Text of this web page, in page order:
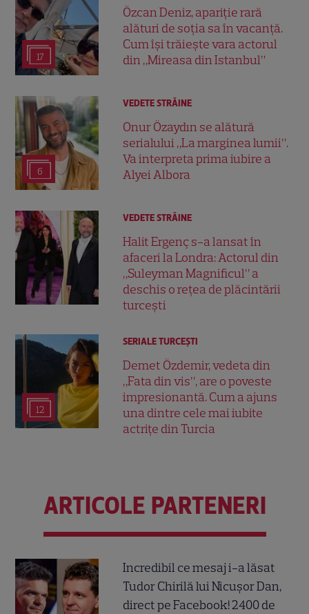
17
Özcan Deniz, apariție rară
alături de soția sa în vacanță.
Cum își trăiește vara actorul
din „Mireasa din Istanbul”
6
VEDETE STRĂINE
Onur Özaydın se alătură
serialului „La marginea lumii”.
Va interpreta prima iubire a
Alyei Albora
VEDETE STRĂINE
Halit Ergenç s-a lansat în
afaceri la Londra: Actorul din
„Suleyman Magnificul” a
deschis o rețea de plăcintării
turcești
12
SERIALE TURCEŞTI
Demet Özdemir, vedeta din
„Fata din vis”, are o poveste
impresionantă. Cum a ajuns
una dintre cele mai iubite
actrițe din Turcia
ARTICOLE PARTENERI
Incredibil ce mesaj i-a lăsat
Tudor Chirilă lui Nicușor Dan,
direct pe Facebook! 2400 de